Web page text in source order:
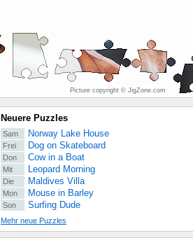
Picture copyright © JigZone.com
Neuere Puzzles
Sam Norway Lake House
Frei Dog on Skateboard
Don Cow in a Boat
Mit Leopard Morning
Die Maldives Villa
Mon Mouse in Barley
Son Surfing Dude
Mehr neue Puzzles